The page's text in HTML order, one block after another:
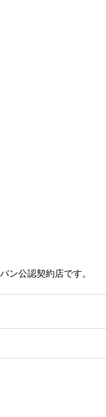
ン公認契約店です。